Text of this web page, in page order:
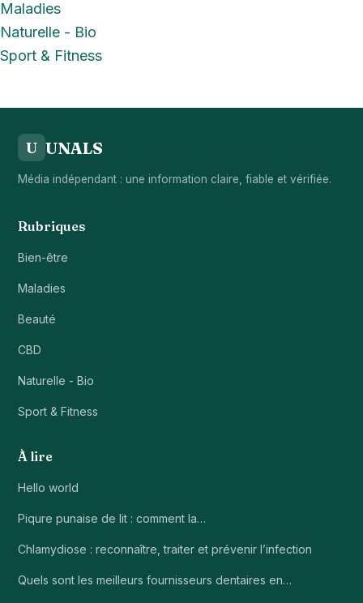
Maladies
Naturelle - Bio
Sport & Fitness
U UNALS
Média indépendant : une information claire, fiable et vérifiée.
Rubriques
Bien-être
Maladies
Beauté
CBD
Naturelle - Bio
Sport & Fitness
À lire
Hello world
Piqure punaise de lit : comment la…
Chlamydiose : reconnaître, traiter et prévenir l’infection
Quels sont les meilleurs fournisseurs dentaires en…